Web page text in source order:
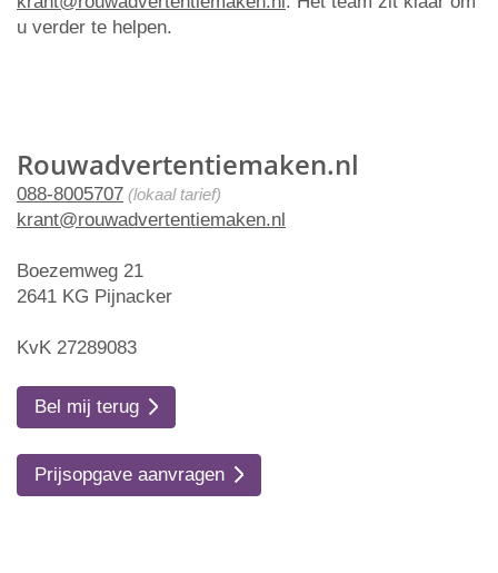
Rouwadvertentiemaken.nl
088-8005707 (lokaal tarief)
krant@rouwadvertentiemaken.nl
Boezemweg 21
2641 KG Pijnacker
KvK 27289083
Bel mij terug
Prijsopgave aanvragen
u verder te helpen.